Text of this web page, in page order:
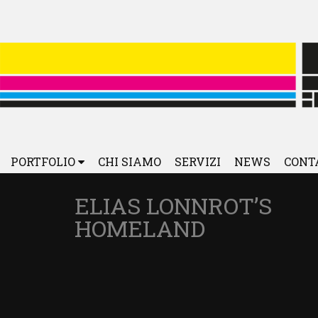
PORTFOLIO CHI SIAMO SERVIZI NEWS
ELIAS LONNROT’S
HOMELAND